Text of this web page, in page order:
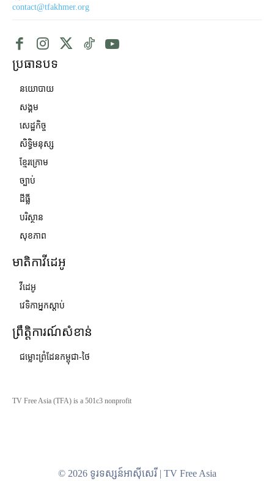
contact@tfakhmer.org
ប្រធានបទ
នយោបាយ
សង្គម
សេដ្ឋកិច្ច
សិទ្ធិមនុស្ស
ខ្មែរក្រោម
ច្បាប់
ដីធ្លី
បរិស្ថាន
សុខភាព
មាតិកាវីដេអូ
វីដេអូ
វេទិកាអ្នកស្ដាប់
ព្រឹត្តិការណ៍សំខាន់
ជម្លោះព្រំដែនកម្ពុជា-ថៃ
TV Free Asia (TFA) is a 501c3 nonprofit
© 2026 ទូរទស្សន៍អាស៊ីសេរី | TV Free Asia